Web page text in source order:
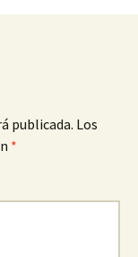
publicada. Los
*